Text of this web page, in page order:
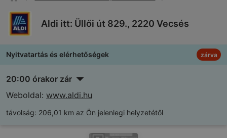
Aldi itt: Üllői út 829., 2220 Vecsés
Nyitvatartás és elérhetőségek zárva
20:00 órakor zár
Weboldal: www.aldi.hu
távolság: 206,01 km az Ön jelenlegi helyzetétől